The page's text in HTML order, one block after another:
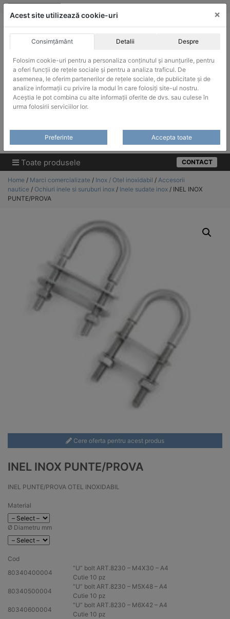
Skip
ACHIZITII PUBLICE
Produsele pot fi achizitionate si in sistemul SEAP / SICAP
Products
Toate produsele CONTACT
Home / Marci comercializate / Inox / Otel inoxidabil / Accesorii
nautice / Ochiuri inele si suruburi inox / Inele sudate inox / INEL INOX
PUNTE/PROVA
Cere oferta pentru acest produs
INEL INOX PUNTE/PROVA
INEL PUNTE/PROVA OTEL INOXIDABIL
Material
Ø Diametru mm
Cod
80340400004
“U” bolt ART.8230 – M4X30 – A4
Cutie 10 pz
80340500004
“U” bolt ART.8230 – M5X48 – A4
Cutie 10 pz
80340600004
“U” bolt ART.8230 – M6X42 – A4
Cutie 10 pz
Acest site utilizează cookie-uri ×
Consimțământ Detalii Despre
Folosim cookie-uri pentru a personaliza conținutul și anunțurile, pentru
a oferi funcții de rețele sociale și pentru a analiza traficul. De
asemenea, le oferim partenerilor de rețele sociale, de publicitate și de
analize informații cu privire la modul în care folosiți site-ul nostru.
Aceștia le pot combina cu alte informații oferite de dvs. sau culese în
urma folosirii serviciilor lor.
Preferinte Accepta toate